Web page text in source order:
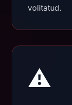
volitatud.
⚠️